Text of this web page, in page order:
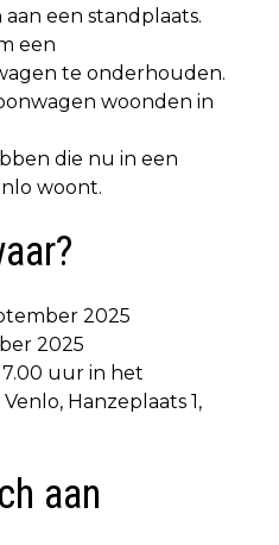
een standplaats.
een
te onderhouden.
woonden in
die nu in een
woont.
2025
2025
uur in het
Hanzeplaats 1,
aan